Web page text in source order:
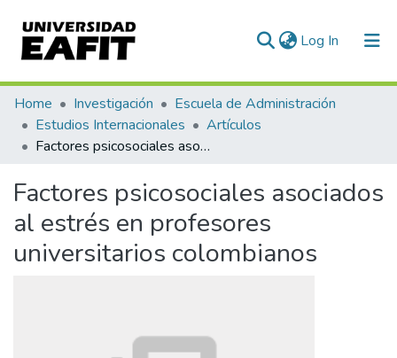
Log In (current)
Communities & Collections
All of DSpace
Home Investigación
Escuela de Administración
Estudios Internacionales
Artículos
Factores psicosociales asociados al estrés en profesores universitarios colombianos
Factores psicosociales asociados
al estrés en profesores
universitarios colombianos